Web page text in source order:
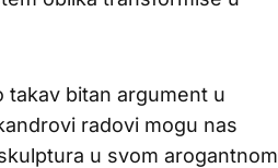
takav bitan argument u
radovi mogu nas
u svom arogantnom